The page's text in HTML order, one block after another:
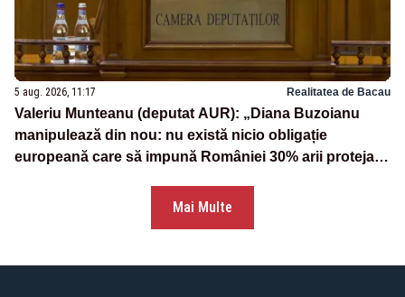
5 aug. 2026, 11:17 Realitatea de Bacau
Valeriu Munteanu (deputat AUR): „Diana Buzoianu
manipulează din nou: nu există nicio obligație
europeană care să impună României 30% arii protejate
Mai Multe